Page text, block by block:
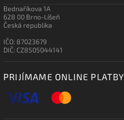
Bednaříkova 1A
628 00 Brno-Líšeň
Česká republika
IČO: 87023679
DIČ: CZ8505044141
PRIJÍMAME ONLINE PLATBY